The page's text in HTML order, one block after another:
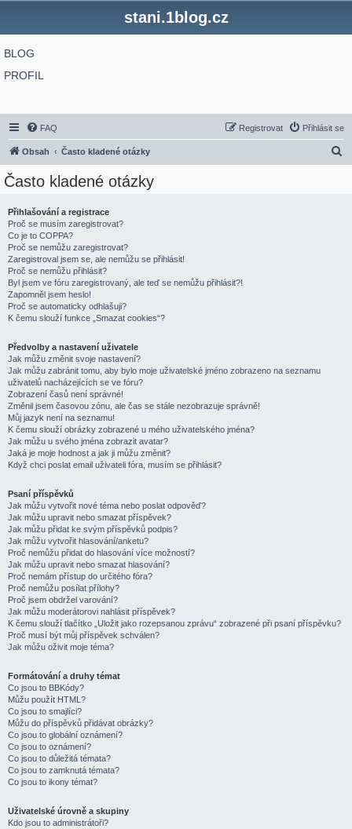
stani.1blog.cz
BLOG
PROFIL
FAQ Přihlásit se
Registrovat
Obsah Často kladené otázky
Často kladené otázky
Přihlašování a registrace
Proč se musím zaregistrovat?
Co je to COPPA?
Proč se nemůžu zaregistrovat?
Zaregistroval jsem se, ale nemůžu se přihlásit!
Proč se nemůžu přihlásit?
Byl jsem ve fóru zaregistrovaný, ale teď se nemůžu přihlásit?!
Zapomněl jsem heslo!
Proč se automaticky odhlašuji?
K čemu slouží funkce „Smazat cookies“?
Předvolby a nastavení uživatele
Jak můžu změnit svoje nastavení?
Jak můžu zabránit tomu, aby bylo moje uživatelské jméno zobrazeno na seznamu
uživatelů nacházejících se ve fóru?
Zobrazení časů není správné!
Změnil jsem časovou zónu, ale čas se stále nezobrazuje správně!
Můj jazyk není na seznamu!
K čemu slouží obrázky zobrazené u mého uživatelského jména?
Jak můžu u svého jména zobrazit avatar?
Jaká je moje hodnost a jak ji můžu změnit?
Když chci poslat email uživateli fóra, musím se přihlásit?
Psaní příspěvků
Jak můžu vytvořit nové téma nebo poslat odpověď?
Jak můžu upravit nebo smazat příspěvek?
Jak můžu přidat ke svým příspěvků podpis?
Jak můžu vytvořit hlasování/anketu?
Proč nemůžu přidat do hlasování více možností?
Jak můžu upravit nebo smazat hlasování?
Proč nemám přístup do určitého fóra?
Proč nemůžu posílat přílohy?
Proč jsem obdržel varování?
Jak můžu moderátorovi nahlásit příspěvek?
K čemu slouží tlačítko „Uložit jako rozepsanou zprávu“ zobrazené při psaní příspěvku?
Proč musí být můj příspěvek schválen?
Jak můžu oživit moje téma?
Formátování a druhy témat
Co jsou to BBKódy?
Můžu použít HTML?
Co jsou to smajlíci?
Můžu do příspěvků přidávat obrázky?
Co jsou to globální oznámení?
Co jsou to oznámení?
Co jsou to důležitá témata?
Co jsou to zamknutá témata?
Co jsou to ikony témat?
Uživatelské úrovně a skupiny
Kdo jsou to administrátoři?